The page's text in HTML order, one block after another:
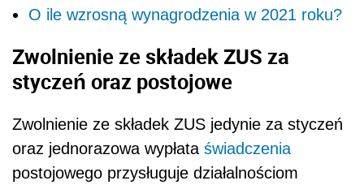
O ile wzrosną wynagrodzenia w 2021 roku?
Zwolnienie ze składek ZUS za
styczeń oraz postojowe
Zwolnienie ze składek ZUS jedynie za styczeń
oraz jednorazowa wypłata świadczenia
postojowego przysługuje działalnościom